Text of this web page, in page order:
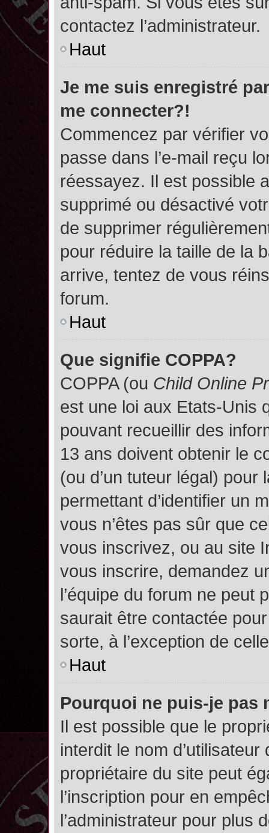
contactez l’administrateur.
Haut
Je me suis enregistré
me connecter?!
Commencez par vérifier
passe dans l’e-mail reçu
réessayez. Il est possible
supprimé ou désactivé
de supprimer
pour réduire la taille de la
arrive, tentez de vous
forum.
Haut
Que signifie COPPA?
COPPA (ou Child Online
est une loi aux Etats-Unis
pouvant recueillir des
13 ans doivent obtenir le
(ou d’un tuteur légal)
permettant d’identifier un
vous n’êtes pas sûr que
vous inscrivez, ou au site
vous inscrire, demandez
l’équipe du forum ne peut
saurait être contactée
sorte, à l’exception de
Haut
Pourquoi ne puis-je pas
Il est possible que le
interdit le nom
propriétaire du site peut
l’inscription pour en
l’administrateur pour plus